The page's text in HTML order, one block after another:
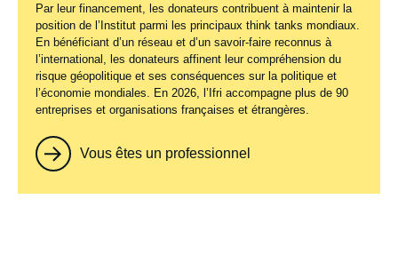
Par leur financement, les donateurs contribuent à maintenir la
position de l’Institut parmi les principaux think tanks mondiaux.
En bénéficiant d’un réseau et d’un savoir-faire reconnus à
l’international, les donateurs affinent leur compréhension du
risque géopolitique et ses conséquences sur la politique et
l’économie mondiales. En 2026, l’Ifri accompagne plus de 90
entreprises et organisations françaises et étrangères.
Vous êtes un professionnel